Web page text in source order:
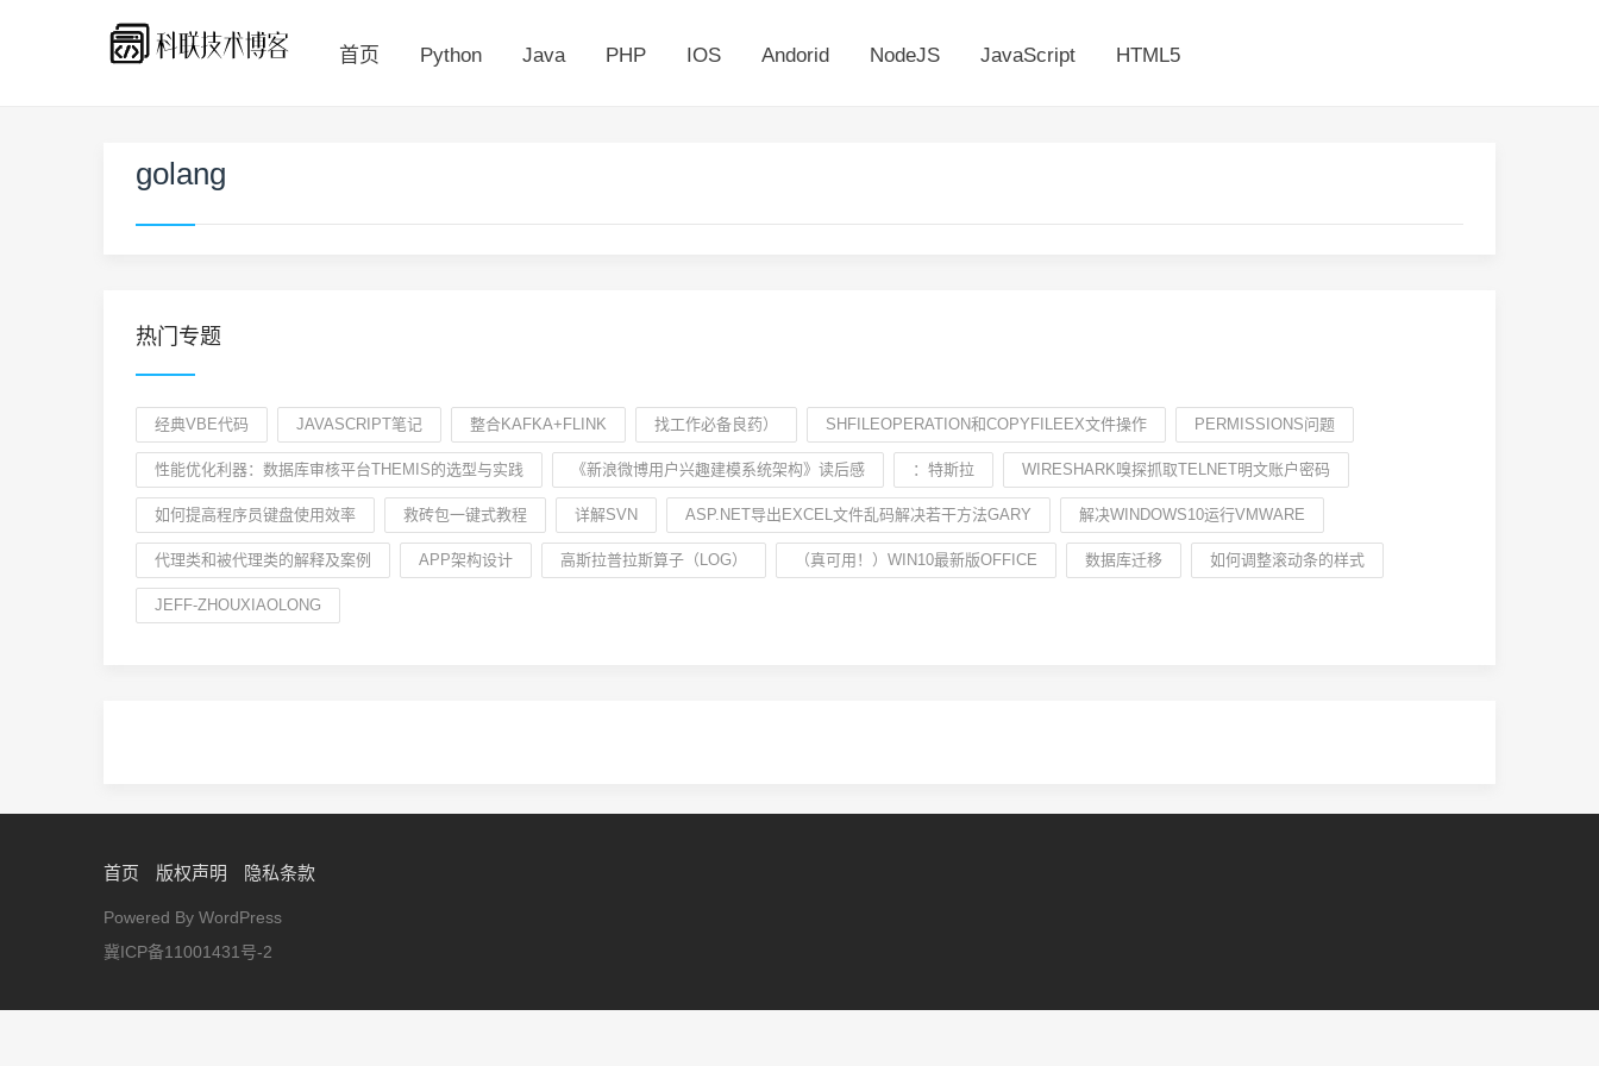
首页 Python Java PHP IOS Andorid NodeJS JavaScript HTML5
golang
热门专题
经典VBE代码 JAVASCRIPT笔记 整合KAFKA+FLINK 找工作必备良药） SHFILEOPERATION和COPYFILEEX文件操作 PERMISSIONS问题
性能优化利器：数据库审核平台THEMIS的选型与实践 《新浪微博用户兴趣建模系统架构》读后感 ：特斯拉 WIRESHARK嗅探抓取TELNET明文账户密码
如何提高程序员键盘使用效率 救砖包一键式教程 详解SVN ASP.NET导出EXCEL文件乱码解决若干方法GARY 解决WINDOWS10运行VMWARE
代理类和被代理类的解释及案例 APP架构设计 高斯拉普拉斯算子（LOG） （真可用！）WIN10最新版OFFICE 数据库迁移 如何调整滚动条的样式
JEFF-ZHOUXIAOLONG
首页 版权声明 隐私条款
Powered By WordPress
冀ICP备11001431号-2